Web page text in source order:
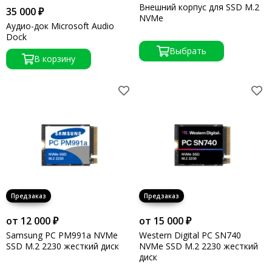
35 000 ₽
Аудио-док Microsoft Audio
Dock
В корзину
Внешний корпус для SSD M.2
NVMe
Выбрать
от 12 000 ₽
Samsung PC PM991a NVMe
SSD M.2 2230 жесткий диск
от 15 000 ₽
Western Digital PC SN740
NVMe SSD M.2 2230 жесткий
диск